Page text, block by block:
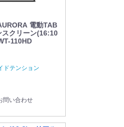
電動TAB
スクリーン(16:10
110HD
ドテンション
問い合わせ